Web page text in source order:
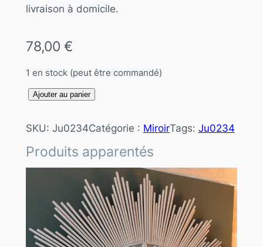
livraison à domicile.
78,00 €
1 en stock (peut être commandé)
a
t
e
Ajouter au panier
SKU: Ju0234Catégorie : MiroirTags: Ju0234
Produits apparentés